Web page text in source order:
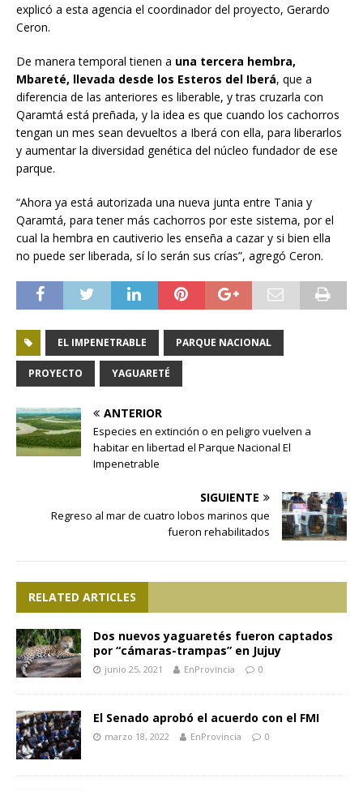
explicó a esta agencia el coordinador del proyecto, Gerardo
Ceron.
De manera temporal tienen a una tercera hembra,
Mbareté, llevada desde los Esteros del Iberá, que a
diferencia de las anteriores es liberable, y tras cruzarla con
Qaramtá está preñada, y la idea es que cuando los cachorros
tengan un mes sean devueltos a Iberá con ella, para liberarlos
y aumentar la diversidad genética del núcleo fundador de ese
parque.
“Ahora ya está autorizada una nueva junta entre Tania y
Qaramtá, para tener más cachorros por este sistema, por el
cual la hembra en cautiverio les enseña a cazar y si bien ella
no puede ser liberada, sí lo serán sus crías”, agregó Ceron.
EL IMPENETRABLE PARQUE NACIONAL
PROYECTO YAGUARETÉ
ANTERIOR
Especies en extinción o en peligro vuelven a
habitar en libertad el Parque Nacional El
Impenetrable
SIGUIENTE
Regreso al mar de cuatro lobos marinos que
fueron rehabilitados
RELATED ARTICLES
Dos nuevos yaguaretés fueron captados
por “cámaras-trampas” en Jujuy
junio 25, 2021 EnProvincia 0
El Senado aprobó el acuerdo con el FMI
marzo 18, 2022 EnProvincia 0